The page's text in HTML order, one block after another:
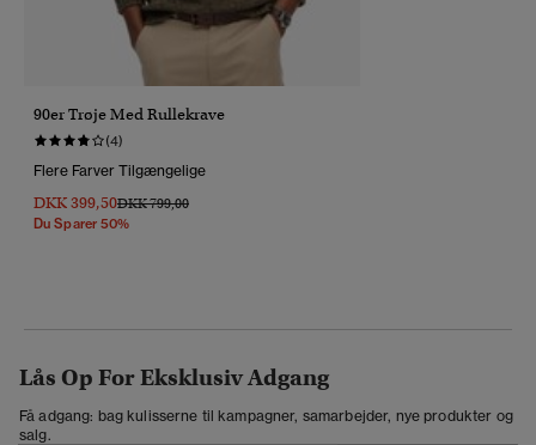
90er Trøje Med Rullekrave
(4)
Flere Farver Tilgængelige
DKK 399,50Pris Nedsat Fra
DKK 799,00Til
Du Sparer 50%
Lås Op For Eksklusiv Adgang
Få adgang: bag kulisserne til kampagner, samarbejder, nye produkter og
salg.